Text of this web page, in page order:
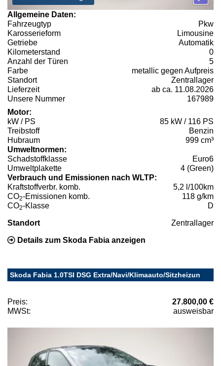
Allgemeine Daten:
Fahrzeugtyp
Pkw
Karosserieform
Limousine
Getriebe
Automatik
Kilometerstand
0
Anzahl der Türen
5
Farbe
metallic gegen Aufpreis
Standort
Zentrallager
Lieferzeit
ab ca. 11.08.2026
Unsere Nummer
167989
Motor:
kW / PS
85 kW / 116 PS
Treibstoff
Benzin
Hubraum
999 cm³
Umweltnormen:
Schadstoffklasse
Euro6
Umweltplakette
4 (Green)
Verbrauch und Emissionen nach WLTP:
Kraftstoffverbr. komb.
5,2 l/100km
CO2-Emissionen komb.
118 g/km
CO2-Klasse D
Standort Zentrallager
Details zum Skoda Fabia anzeigen
Skoda Fabia 1.0TSI DSG Extra/Navi/Klimaauto/Sitzheizun
Preis:
27.800,00 €
MWSt:
ausweisbar